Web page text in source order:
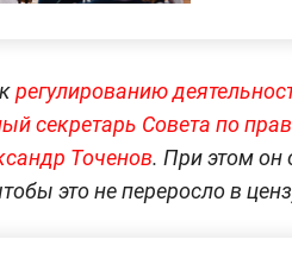
регулированию
секретарь Совета по
Точенов. При этом он
это не переросло в